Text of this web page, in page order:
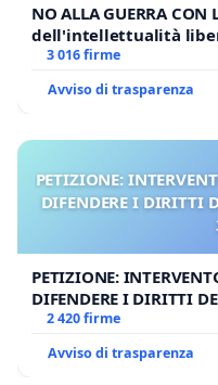
NO ALLA GUERRA
dell'intellettualità
3 016 firme
Avviso di trasparenza
PETIZIONE:
DIFENDERE I DIRITTI
PETIZIONE:
DIFENDERE I DIRITTI
UDG)
2 420 firme
Avviso di trasparenza